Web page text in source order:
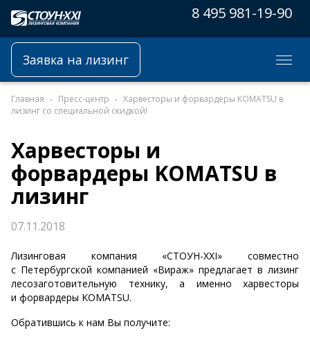
8 495 981-19-90
Заявка на лизинг
Главная Пресс-центр
Харвесторы и форвардеры KOMATSU в
лизинг со специальной скидкой!
Харвесторы и
форвардеры KOMATSU в
лизинг
07.11.2018
Лизинговая компания «СТОУН-XXI» совместно
с Петербургской компанией «Вираж» предлагает в лизинг
лесозаготовительную технику, а именно харвесторы
и форвардеры KOMATSU.
Обратившись к нам Вы получите: